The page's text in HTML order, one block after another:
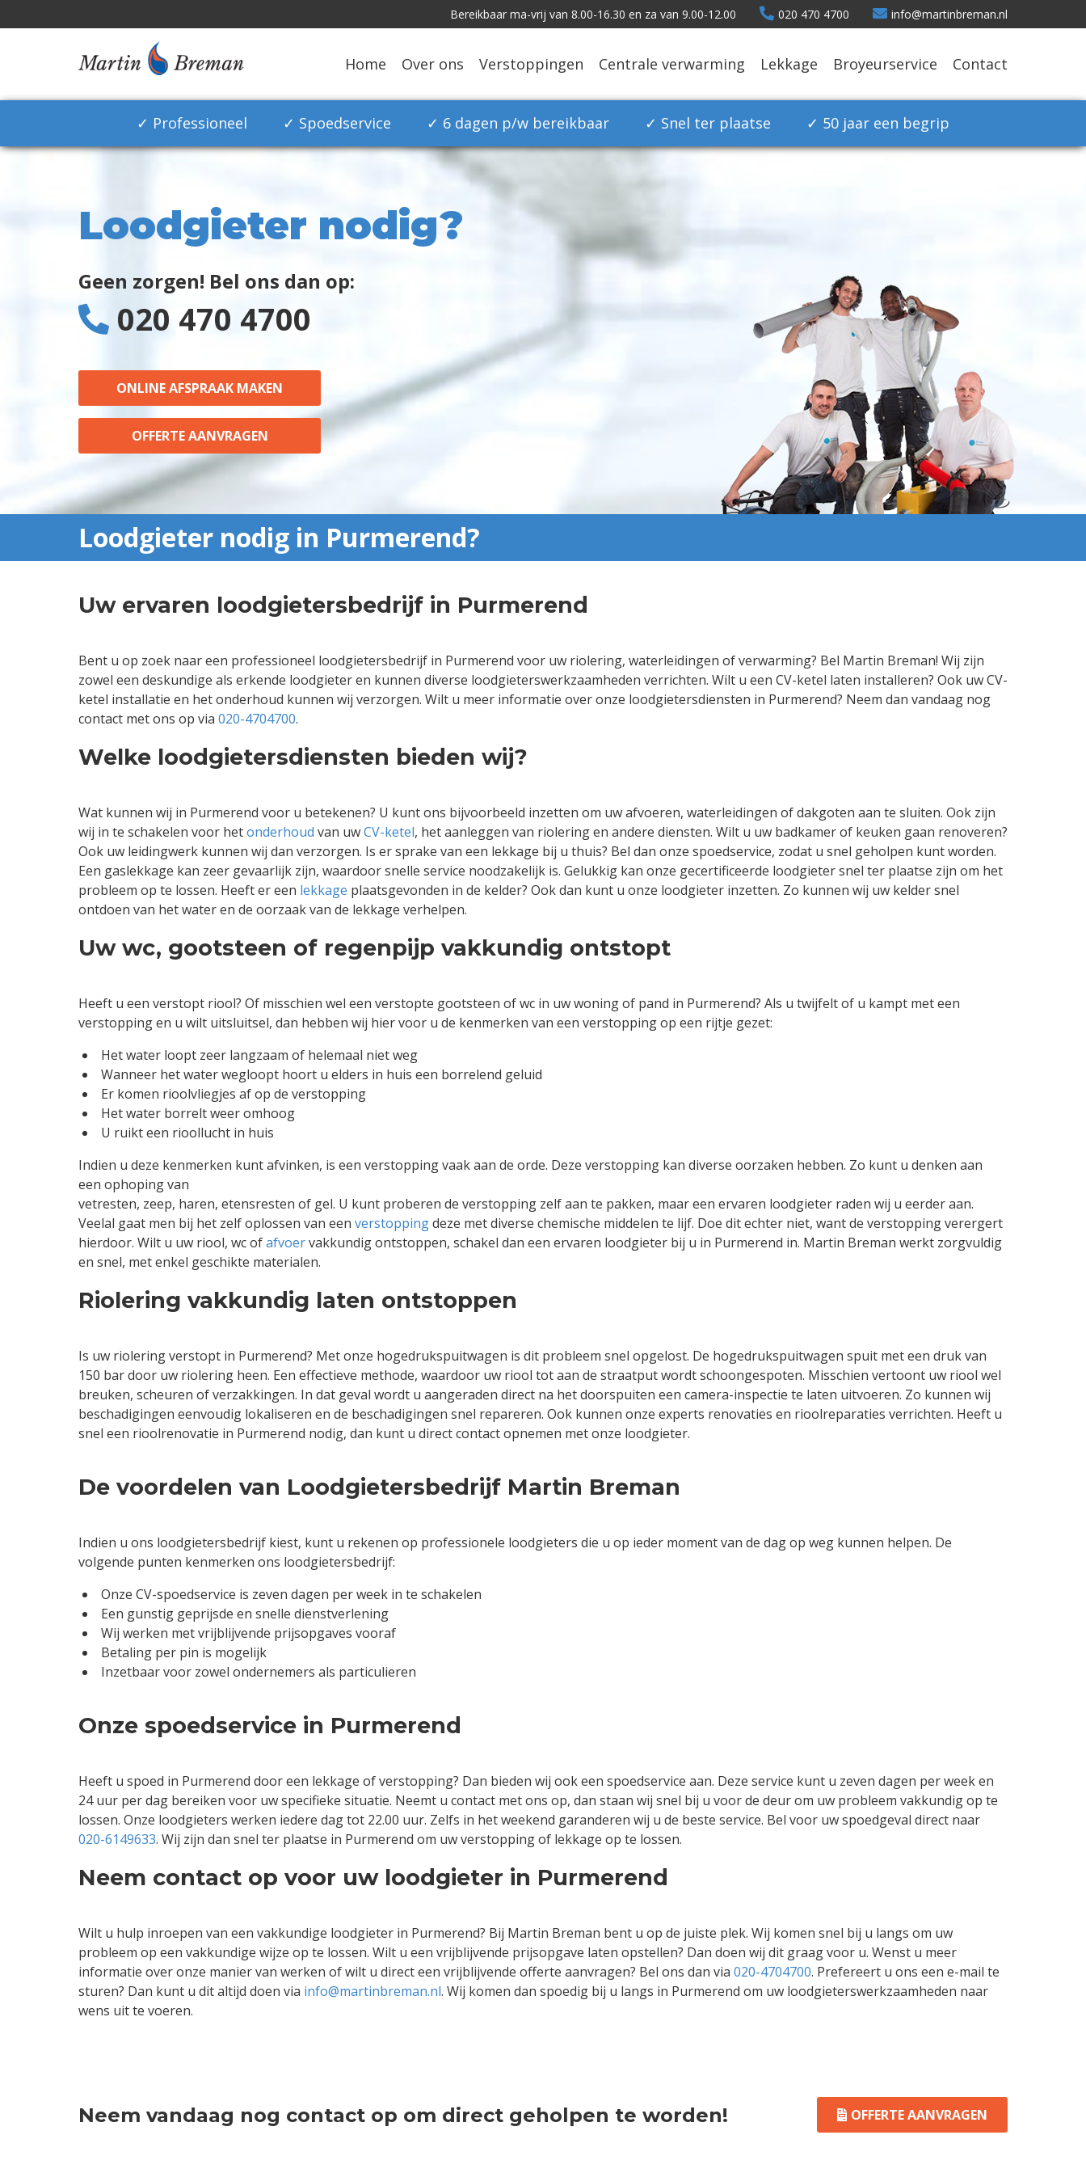
Bereikbaar ma-vrij van 8.00-16.30 en za van 9.00-12.00 020 470 4700 info@martinbreman.nl
Home Over ons Verstoppingen Centrale verwarming Lekkage Broyeurservice Contact
✓ Professioneel ✓ Spoedservice ✓ 6 dagen p/w bereikbaar ✓ Snel ter plaatse ✓ 50 jaar een begrip
Loodgieter nodig?
Geen zorgen! Bel ons dan op:
020 470 4700
ONLINE AFSPRAAK MAKEN
OFFERTE AANVRAGEN
Loodgieter nodig in Purmerend?
Uw ervaren loodgietersbedrijf in Purmerend
Bent u op zoek naar een professioneel loodgietersbedrijf in Purmerend voor uw riolering, waterleidingen of verwarming? Bel Martin Breman! Wij zijn
zowel een deskundige als erkende loodgieter en kunnen diverse loodgieterswerkzaamheden verrichten. Wilt u een CV-ketel laten installeren? Ook uw CV-
ketel installatie en het onderhoud kunnen wij verzorgen. Wilt u meer informatie over onze loodgietersdiensten in Purmerend? Neem dan vandaag nog
contact met ons op via 020-4704700.
Welke loodgietersdiensten bieden wij?
Wat kunnen wij in Purmerend voor u betekenen? U kunt ons bijvoorbeeld inzetten om uw afvoeren, waterleidingen of dakgoten aan te sluiten. Ook zijn
wij in te schakelen voor hetonderhoud van uwCV-ketel, het aanleggen van riolering en andere diensten. Wilt u uw badkamer of keuken gaan renoveren?
Ook uw leidingwerk kunnen wij dan verzorgen. Is er sprake van een lekkage bij u thuis? Bel dan onze spoedservice, zodat u snel geholpen kunt worden.
Een gaslekkage kan zeer gevaarlijk zijn, waardoor snelle service noodzakelijk is. Gelukkig kan onze gecertificeerde loodgieter snel ter plaatse zijn om het
probleem op te lossen. Heeft er een lekkage plaatsgevonden in de kelder? Ook dan kunt u onze loodgieter inzetten. Zo kunnen wij uw kelder snel
ontdoen van het water en de oorzaak van de lekkage verhelpen.
Uw wc, gootsteen of regenpijp vakkundig ontstopt
Heeft u een verstopt riool? Of misschien wel een verstopte gootsteen of wc in uw woning of pand in Purmerend? Als u twijfelt of u kampt met een
verstopping en u wilt uitsluitsel, dan hebben wij hier voor u de kenmerken van een verstopping op een rijtje gezet:
Het water loopt zeer langzaam of helemaal niet weg
Wanneer het water wegloopt hoort u elders in huis een borrelend geluid
Er komen rioolvliegjes af op de verstopping
Het water borrelt weer omhoog
U ruikt een rioollucht in huis
Indien u deze kenmerken kunt afvinken, is een verstopping vaak aan de orde. Deze verstopping kan diverse oorzaken hebben. Zo kunt u denken aan
een ophoping van
vetresten, zeep, haren, etensresten of gel. U kunt proberen de verstopping zelf aan te pakken, maar een ervaren loodgieter raden wij u eerder aan.
Veelal gaat men bij het zelf oplossen van een verstoppingdeze met diverse chemische middelen te lijf. Doe dit echter niet, want de verstopping verergert
hierdoor. Wilt u uw riool, wc ofafvoervakkundig ontstoppen, schakel dan een ervaren loodgieter bij u in Purmerend in. Martin Breman werkt zorgvuldig
en snel, met enkel geschikte materialen.
Riolering vakkundig laten ontstoppen
Is uw riolering verstopt in Purmerend? Met onze hogedrukspuitwagen is dit probleem snel opgelost. De hogedrukspuitwagen spuit met een druk van
150 bar door uw riolering heen. Een effectieve methode, waardoor uw riool tot aan de straatput wordt schoongespoten. Misschien vertoont uw riool wel
breuken, scheuren of verzakkingen. In dat geval wordt u aangeraden direct na het doorspuiten een camera-inspectie te laten uitvoeren. Zo kunnen wij
beschadigingen eenvoudig lokaliseren en de beschadigingen snel repareren. Ook kunnen onze experts renovaties en rioolreparaties verrichten. Heeft u
snel een rioolrenovatie in Purmerend nodig, dan kunt u direct contact opnemen met onze loodgieter.
De voordelen van Loodgietersbedrijf Martin Breman
Indien u ons loodgietersbedrijf kiest, kunt u rekenen op professionele loodgieters die u op ieder moment van de dag op weg kunnen helpen. De
volgende punten kenmerken ons loodgietersbedrijf:
Onze CV-spoedservice is zeven dagen per week in te schakelen
Een gunstig geprijsde en snelle dienstverlening
Wij werken met vrijblijvende prijsopgaves vooraf
Betaling per pin is mogelijk
Inzetbaar voor zowel ondernemers als particulieren
Onze spoedservice in Purmerend
Heeft u spoed in Purmerend door een lekkage of verstopping? Dan bieden wij ook een spoedservice aan. Deze service kunt u zeven dagen per week en
24 uur per dag bereiken voor uw specifieke situatie. Neemt u contact met ons op, dan staan wij snel bij u voor de deur om uw probleem vakkundig op te
lossen. Onze loodgieters werken iedere dag tot 22.00 uur. Zelfs in het weekend garanderen wij u de beste service. Bel voor uw spoedgeval direct naar
020-6149633. Wij zijn dan snel ter plaatse in Purmerend om uw verstopping of lekkage op te lossen.
Neem contact op voor uw loodgieter in Purmerend
Wilt u hulp inroepen van een vakkundige loodgieter in Purmerend? Bij Martin Breman bent u op de juiste plek. Wij komen snel bij u langs om uw
probleem op een vakkundige wijze op te lossen. Wilt u een vrijblijvende prijsopgave laten opstellen? Dan doen wij dit graag voor u. Wenst u meer
informatie over onze manier van werken of wilt u direct een vrijblijvende offerte aanvragen? Bel ons dan via 020-4704700. Prefereert u ons een e-mail te
sturen? Dan kunt u dit altijd doen via info@martinbreman.nl. Wij komen dan spoedig bij u langs in Purmerend om uw loodgieterswerkzaamheden naar
wens uit te voeren.
Neem vandaag nog contact op om direct geholpen te worden! OFFERTE AANVRAGEN